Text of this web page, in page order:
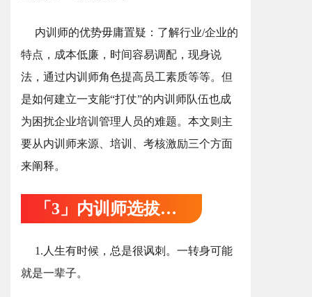
内训师的优势毋庸置疑：了解行业/企业的
特点，成本低廉，时间容易调配，现身说
法，通过内训师角色提高员工素质等等。但
是如何建立一支能“打仗”的内训师队伍也成
为困扰企业培训管理人员的难题。本文则主
要从内训师来源、培训、考核激励三个方面
来阐释。
「3」内训师选拔方案
1.人生有时候，总是很讽刺。一转身可能
就是一辈子。